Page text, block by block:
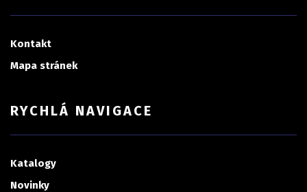
Kontakt
Mapa stránek
RYCHLÁ NAVIGACE
Katalogy
Novinky